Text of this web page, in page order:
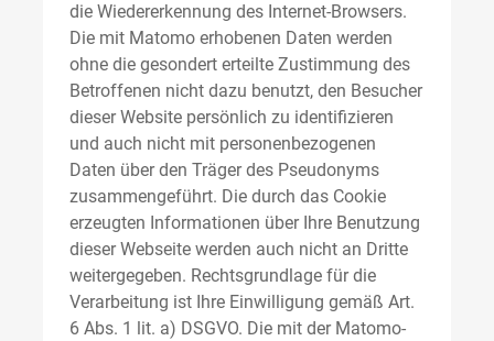
die Wiedererkennung des Internet-Browsers.
Die mit Matomo erhobenen Daten werden
ohne die gesondert erteilte Zustimmung des
Betroffenen nicht dazu benutzt, den Besucher
dieser Website persönlich zu identifizieren
und auch nicht mit personenbezogenen
Daten über den Träger des Pseudonyms
zusammengeführt. Die durch das Cookie
erzeugten Informationen über Ihre Benutzung
dieser Webseite werden auch nicht an Dritte
weitergegeben. Rechtsgrundlage für die
Verarbeitung ist Ihre Einwilligung gemäß Art.
6 Abs. 1 lit. a) DSGVO. Die mit der Matomo-